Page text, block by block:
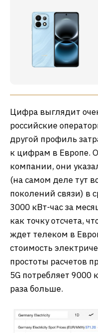
Цифра выглядит
российские
другой профиль
к цифрам в Европе.
компании, они
(на самом деле тут
поколений связи) в
3000 кВт-час за
как точку отсчета,
ждет телеком в
стоимость
простоты расчетов
5G потребляет 9000
раза больше.